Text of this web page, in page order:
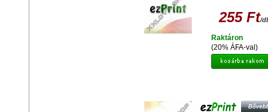
255 Ft/
(20% ÁFA-val)
Raktáron